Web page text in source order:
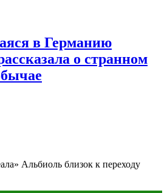
в Германию
о странном
Альбиоль близок к переходу